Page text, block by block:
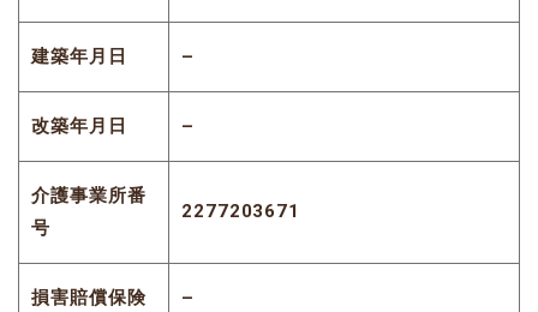
建築年月日 –
改築年月日 –
介護事業所番
号
2277203671
損害賠償保険 –